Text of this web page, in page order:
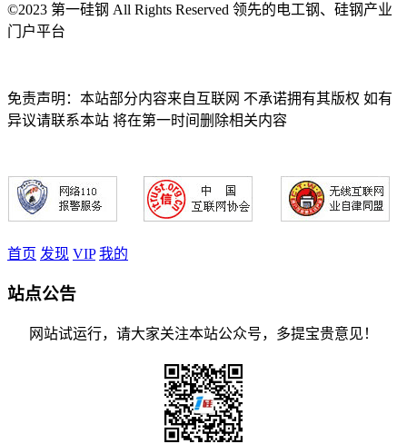
©2023 第一硅钢 All Rights Reserved 领先的电工钢、硅钢产业
门户平台
免责声明：本站部分内容来自互联网 不承诺拥有其版权 如有
异议请联系本站 将在第一时间删除相关内容
首页 发现 VIP 我的
站点公告
网站试运行，请大家关注本站公众号，多提宝贵意见！